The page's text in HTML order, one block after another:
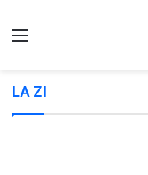
LA ZI